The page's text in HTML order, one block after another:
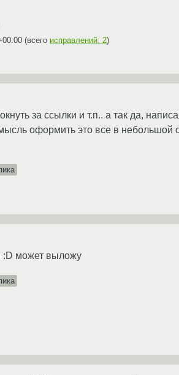
(всего исправлений: 2)
за ссылки и т.п.. а так да,
оформить это все в небольшой
:D может выложу